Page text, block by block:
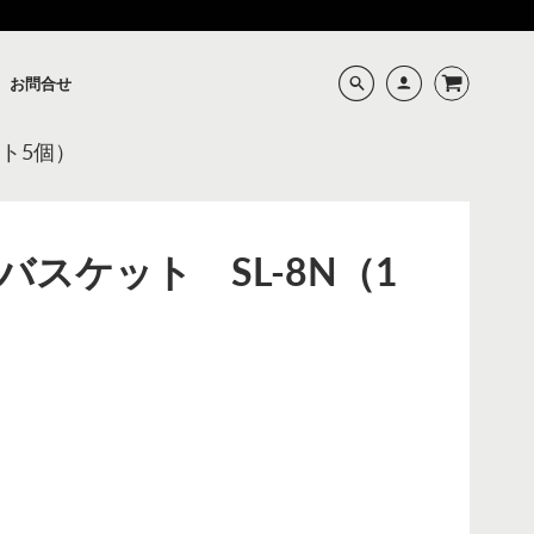
お問合せ
5個）
スケット SL-8N（1